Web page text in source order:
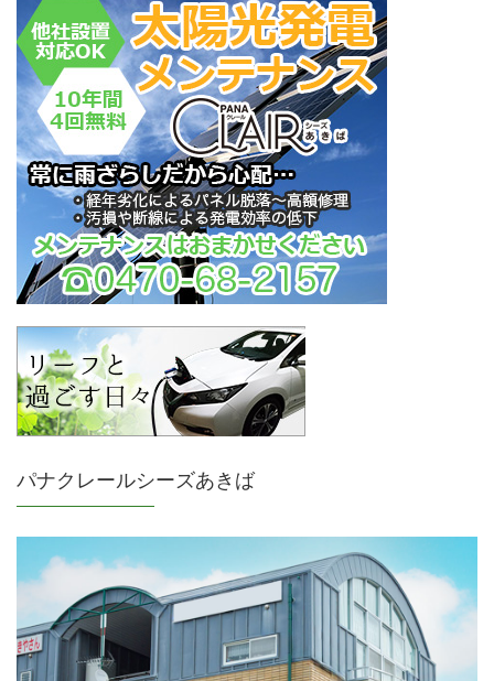
パナクレールシーズあきば